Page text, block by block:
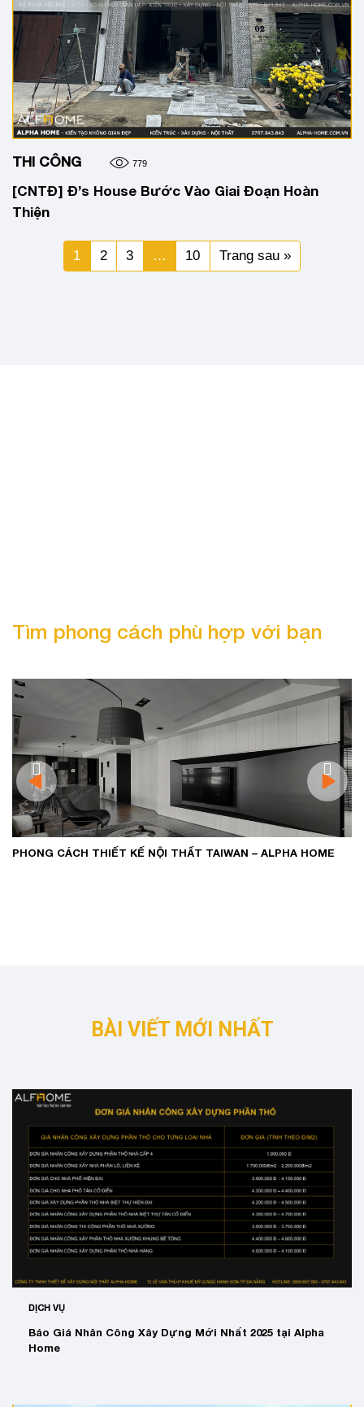
THI CÔNG 779
[CNTĐ] Đ’s House Bước Vào Giai Đoạn Hoàn
Thiện
1 2 3 … 10 Trang sau »
Tìm phong cách phù hợp với bạn
PHONG CÁCH TÂN CỔ ĐIỂN: SỰ KẾT HỢP HOÀN HẢO GIỮA
BÀI VIẾT MỚI NHẤT
DỊCH VỤ
Báo Giá Nhân Công Xây Dựng Mới Nhất 2025 tại Alpha
Home